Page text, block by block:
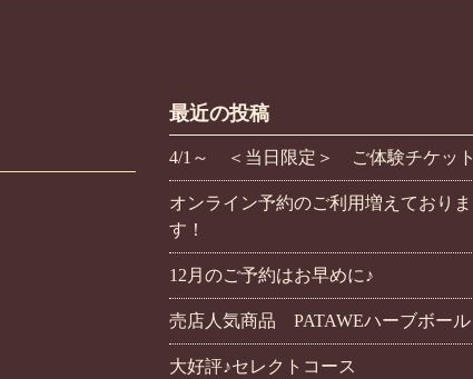
最近の投稿
4/1～ ＜当日限定＞ ご体験チケット
オンライン予約のご利用増えておりま
す！
12月のご予約はお早めに♪
売店人気商品 PATAWEハーブボール
大好評♪セレクトコース